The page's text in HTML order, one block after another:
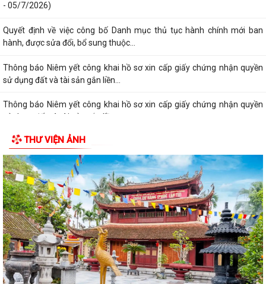
- 05/7/2026)
Quyết định về việc công bố Danh mục thủ tục hành chính mới ban
hành, được sửa đổi, bổ sung thuộc...
Thông báo Niêm yết công khai hồ sơ xin cấp giấy chứng nhận quyền
sử dụng đất và tài sản gắn liền...
Thông báo Niêm yết công khai hồ sơ xin cấp giấy chứng nhận quyền
sử dụng đất và tài sản gắn liền...
Quyết định về việc công bố Danh mục thủ tục hành chính mới ban
hành, được sửa đổi,bổ sung thuộc...
Thông báo niêm yết công khai hồ sơ xin cấp giấy chứng nhận quyền
sử dụng đất và tài sản gắn liền...
Thông báo niêm yết công khai hồ sơ xin cấp giấy chứng nhận quyền
sử dụng đất và tài sản gắn liền...
Thông báo niêm yết công khai hồ sơ xin cấp giấy chứng nhận quyền
sử dụng đất và tài sản gắn liền...
THƯ VIỆN ẢNH